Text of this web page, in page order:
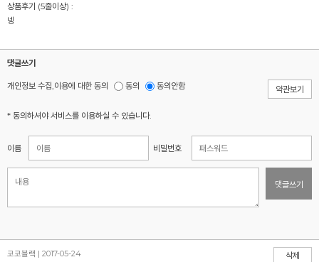
상품후기 (5줄이상) :
넹
댓글쓰기
개인정보 수집,이용에 대한 동의 동의 동의안함 약관보기
* 동의하셔야 서비스를 이용하실 수 있습니다.
이름 비밀번호
댓글쓰기
코코블랙 | 2017-05-24
삭제